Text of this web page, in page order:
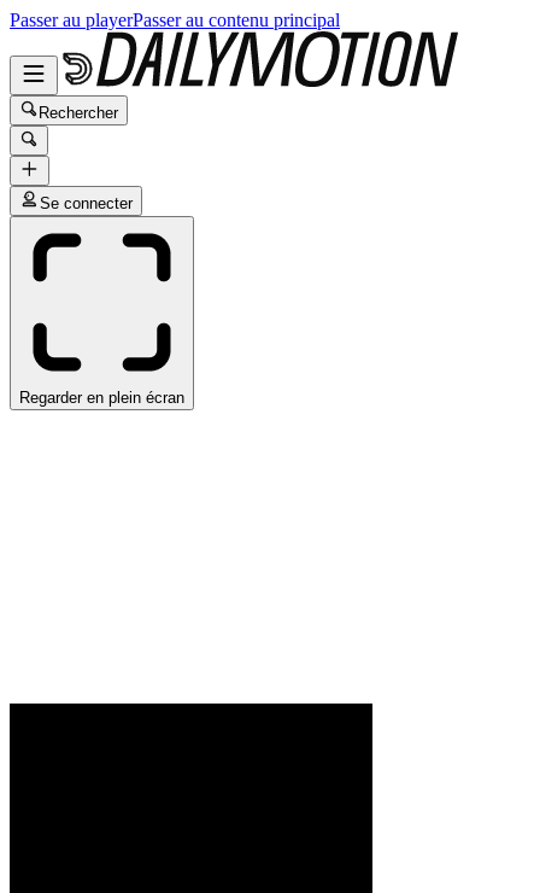
Passer au playerPasser au contenu principal
Rechercher
Se connecter
Regarder en plein écran